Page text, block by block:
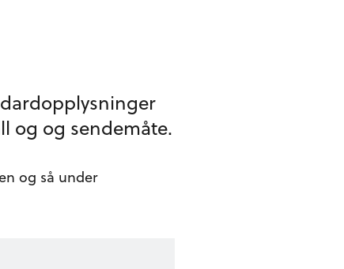
og og sendemåte.
og så under